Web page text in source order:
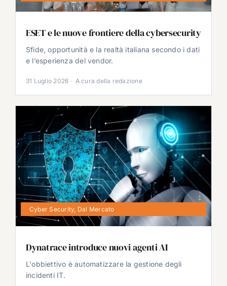
ESET e le nuove frontiere della cybersecurity
Sfide, opportunità e la realtà italiana secondo i dati
e l’esperienza del vendor.
31 Luglio 2026 · A cura della redazione
Cyber Security, Dal Mercato
Dynatrace introduce nuovi agenti AI
L'obbiettivo è automatizzare la gestione degli
incidenti IT.